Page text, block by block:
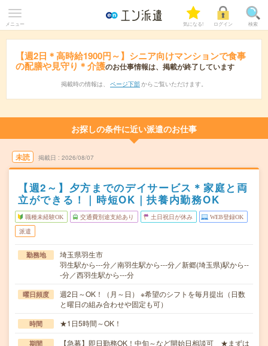
メニュー 気になる! ログイン 検索
【週2日＊高時給1900円～】シニア向けマンションで食事
の配膳や見守り＊介護のお仕事情報は、掲載が終了しています
掲載時の情報は、 ページ下部 からご覧いただけます。
お探しの条件に近い派遣のお仕事
未読 掲載日 2026/08/07
【週2～】夕方までのデイサービス＊家庭と両
立ができる！｜時短OK｜扶養内勤務OK
職種未経験OK 交通費別途支給あり 土日祝日が休み WEB登録OK
派遣
勤務地
埼玉県羽生市
羽生駅から---分／南羽生駅から---分／新郷(埼玉県)駅から--
-分／西羽生駅から---分
曜日頻度
週2日～OK！（月～日） ※希望のシフトを毎月提出（日数
と曜日の組み合わせや固定も可）
時間 ★1日5時間～OK！
期間
【急募】即日勤務OK！中旬～など開始日相談可 ★まずは